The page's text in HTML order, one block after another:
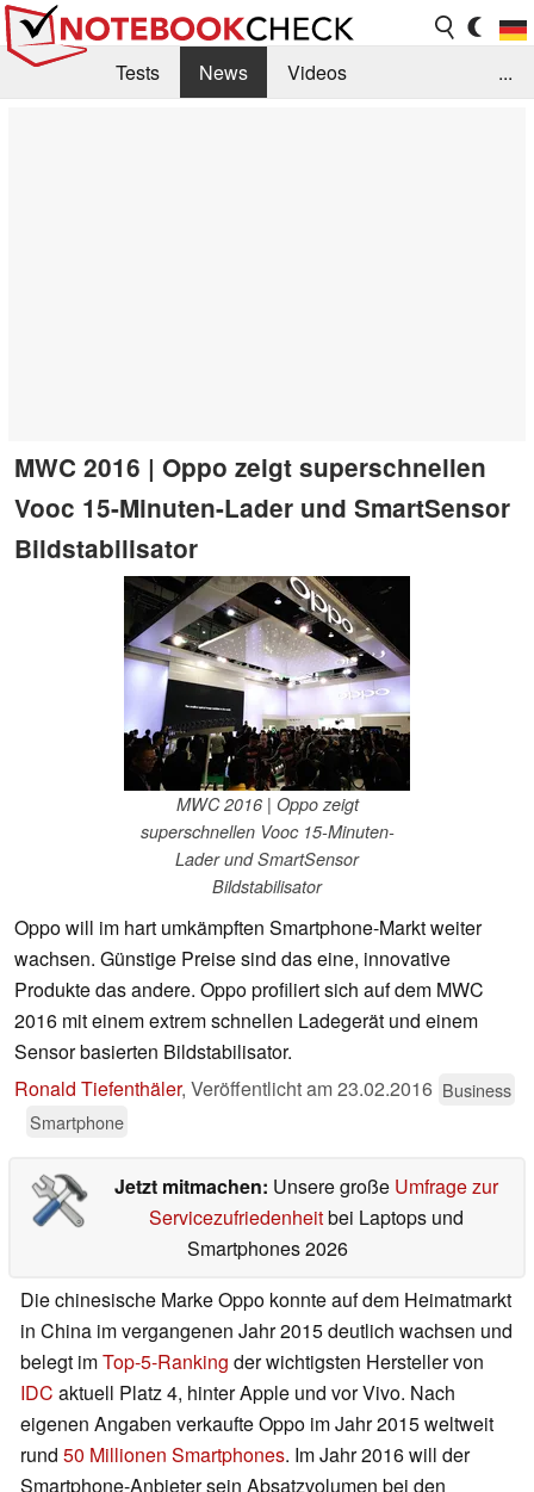
Tests News
Videos
...
MWC 2016 | Oppo zeigt superschnellen
Vooc 15-Minuten-Lader und SmartSensor
Bildstabilisator
MWC 2016 | Oppo zeigt
superschnellen Vooc 15-Minuten-
Lader und SmartSensor
Bildstabilisator
Oppo will im hart umkämpften Smartphone-Markt weiter
wachsen. Günstige Preise sind das eine, innovative
Produkte das andere. Oppo profiliert sich auf dem MWC
2016 mit einem extrem schnellen Ladegerät und einem
Sensor basierten Bildstabilisator.
Ronald Tiefenthäler, Veröffentlicht am23.02.2016 Business
Smartphone
Jetzt mitmachen: Unsere große Umfrage zur
Servicezufriedenheitbei Laptops und
Smartphones 2026
Die chinesische Marke Oppo konnte auf dem Heimatmarkt
in China im vergangenen Jahr 2015 deutlich wachsen und
belegt imTop-5-Ranking der wichtigsten Hersteller von
IDC aktuell Platz 4, hinter Apple und vor Vivo. Nach
eigenen Angaben verkaufte Oppo im Jahr 2015 weltweit
rund 50 Millionen Smartphones. Im Jahr 2016 will der
Smartphone-Anbieter sein Absatzvolumen bei den